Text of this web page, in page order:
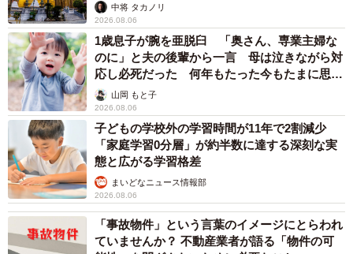
中将 タカノリ
2026.08.06
1歳息子が腕を亜脱臼 「奥さん、専業主婦な
のに」と夫の後輩から一言 母は泣きながら対
応し必死だった 何年もたった今もたまに思い
出し…山岡 もと子
2026.08.06
子どもの学校外の学習時間が11年で2割減少
「家庭学習0分層」が約半数に達する深刻な実
態と広がる学習格差
まいどなニュース情報部
2026.08.06
「事故物件」という言葉のイメージにとらわれ
ていませんか？ 不動産業者が語る「物件の可